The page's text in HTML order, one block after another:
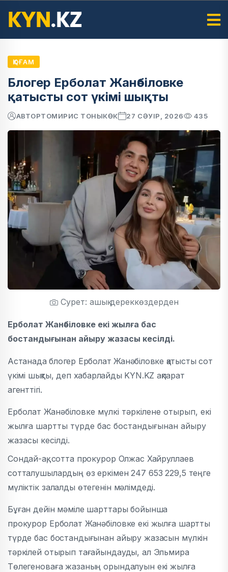
ҚОҒАМ
Блогер Ерболат Жанәбіловке
қатысты сот үкімі шықты
АВТОРТОМИРИС ТОНЫКӨК 27 СӘУІР, 2026 435
Сурет: ашық дереккөздерден
Ерболат Жанәбіловке екі жылға бас
бостандығынан айыру жазасы кесілді.
Астанада блогер Ерболат Жанәбіловке қатысты сот
үкімі шықты, деп хабарлайды KYN.KZ ақпарат
агенттігі.
Ерболат Жанәбіловке мүлкі тәркілене отырып, екі
жылға шартты түрде бас бостандығынан айыру
жазасы кесілді.
Сондай-ақ, сотта прокурор Олжас Хайруллаев
сотталушылардың өз еркімен 247 653 229,5 теңге
мүліктік залалды өтегенін мәлімдеді.
Бұған дейін мәміле шарттары бойынша
прокурор Ерболат Жанәбіловке екі жылға шартты
түрде бас бостандығынан айыру жазасын мүлкін
тәркілей отырып тағайындауды, ал Эльмира
Төлегеноваға жазаның орындалуын екі жылға